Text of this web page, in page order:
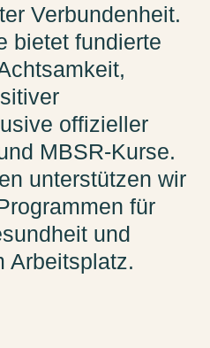
Verbundenheit.
bietet fundierte
offizieller
MBSR-Kurse.
unterstützen wir
für
und
Arbeitsplatz.